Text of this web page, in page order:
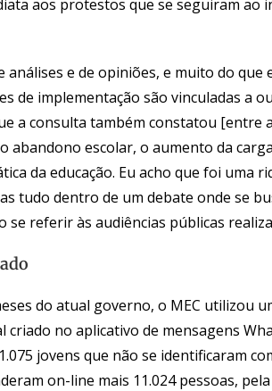
aos protestos que se seguiram ao
análises e de opiniões, e muito do
de implementação são vinculadas a
a consulta também constatou [entre
abandono escolar, o aumento da
da educação. Eu acho que foi uma
tudo dentro de um debate onde se
se referir às audiências públicas
do atual governo, o MEC utilizou
criado no aplicativo de mensagens
jovens que não se identificaram
on-line mais 11.024 pessoas,